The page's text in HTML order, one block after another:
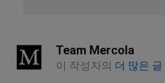
Team Mercola
이 작성자의 더 많은 글